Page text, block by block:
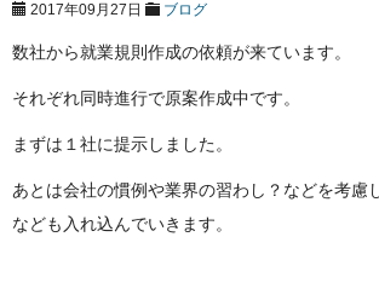
2017年09月27日 ブログ
数社から就業規則作成の依頼が来ています。
それぞれ同時進行で原案作成中です。
まずは１社に提示しました。
あとは会社の慣例や業界の習わし？などを考慮
なども入れ込んでいきます。